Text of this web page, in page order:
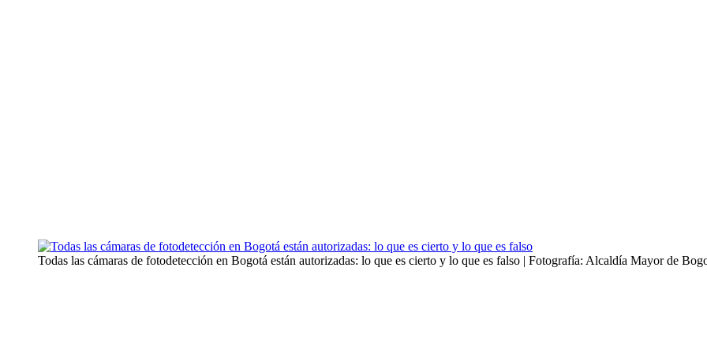
Todas las cámaras de fotodetección en Bogotá están autorizadas: lo que es cierto y lo que es falso | Fotografía: Alcaldía Mayor de